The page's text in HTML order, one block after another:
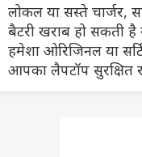
लोकल या सस्ते चार्जर,
बैटरी खराब हो सकती है
हमेशा ओरिजिनल या
आपका लैपटॉप सुरक्षित